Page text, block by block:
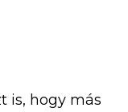
is, hogy más